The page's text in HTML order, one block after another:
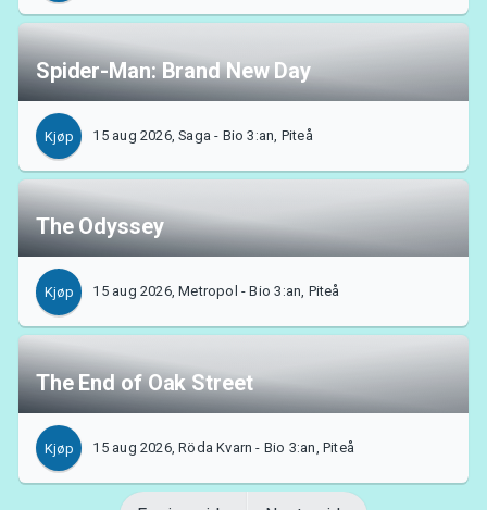
Spider-Man: Brand New Day
Kjøp 15 aug 2026, Saga - Bio 3:an, Piteå
The Odyssey
Kjøp 15 aug 2026, Metropol - Bio 3:an, Piteå
The End of Oak Street
Kjøp 15 aug 2026, Röda Kvarn - Bio 3:an, Piteå